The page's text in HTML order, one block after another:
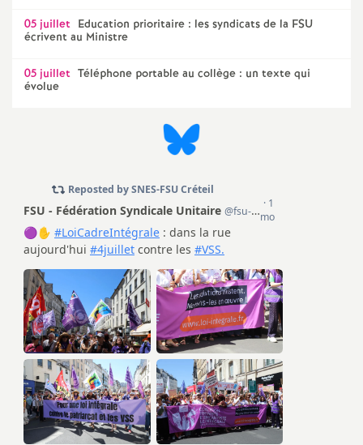
r
05 juillet Education prioritaire : les syndicats de la FSU
écrivent au Ministre
05 juillet Téléphone portable au collège : un texte qui
évolue